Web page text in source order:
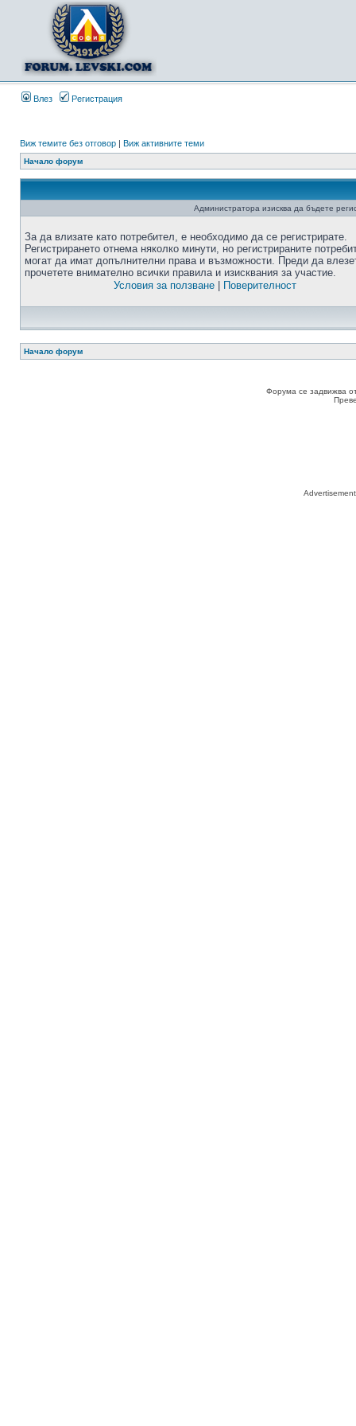
Влез Регистрация
Виж темите без отговор | Виж активните теми
Начало форум
Администратора изисква да бъдете
За да влизате като потребител, е необходимо да се регистрирате.
Регистрирането отнема няколко минути, но регистрираните
могат да имат допълнителни права и възможности. Преди да
прочетете внимателно всички правила и изисквания за участие.
Условия за ползване| Поверителност
Начало форум
Форума се задвижва